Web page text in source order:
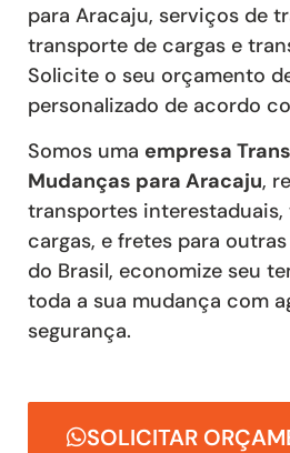
para Aracaju, serviços de
transporte de cargas e
Solicite o seu orçamento
personalizado de acordo
Somos uma empresa
Mudanças para Aracaju,
transportes
cargas, e fretes para
do Brasil, economize seu
toda a sua mudança com
segurança.
SOLICITAR